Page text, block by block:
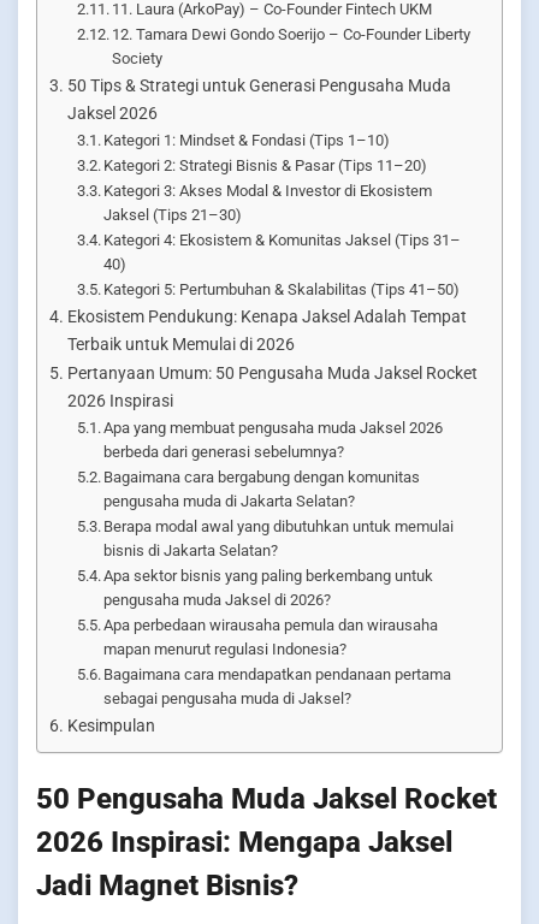
11. Laura (ArkoPay) – Co-Founder Fintech UKM
12. Tamara Dewi Gondo Soerijo – Co-Founder Liberty
Society
50 Tips & Strategi untuk Generasi Pengusaha Muda
Jaksel 2026
Kategori 1: Mindset & Fondasi (Tips 1–10)
Kategori 2: Strategi Bisnis & Pasar (Tips 11–20)
Kategori 3: Akses Modal & Investor di Ekosistem
Jaksel (Tips 21–30)
Kategori 4: Ekosistem & Komunitas Jaksel (Tips 31–
40)
Kategori 5: Pertumbuhan & Skalabilitas (Tips 41–50)
Ekosistem Pendukung: Kenapa Jaksel Adalah Tempat
Terbaik untuk Memulai di 2026
Pertanyaan Umum: 50 Pengusaha Muda Jaksel Rocket
2026 Inspirasi
Apa yang membuat pengusaha muda Jaksel 2026
berbeda dari generasi sebelumnya?
Bagaimana cara bergabung dengan komunitas
pengusaha muda di Jakarta Selatan?
Berapa modal awal yang dibutuhkan untuk memulai
bisnis di Jakarta Selatan?
Apa sektor bisnis yang paling berkembang untuk
pengusaha muda Jaksel di 2026?
Apa perbedaan wirausaha pemula dan wirausaha
mapan menurut regulasi Indonesia?
Bagaimana cara mendapatkan pendanaan pertama
sebagai pengusaha muda di Jaksel?
Kesimpulan
50 Pengusaha Muda Jaksel Rocket
2026 Inspirasi: Mengapa Jaksel
Jadi Magnet Bisnis?